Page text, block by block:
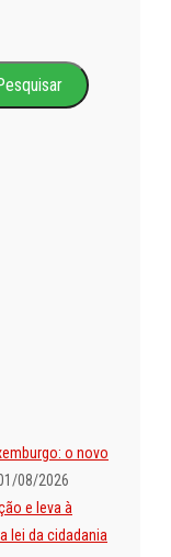
o novo
08/2026
e leva à
lei da cidadania